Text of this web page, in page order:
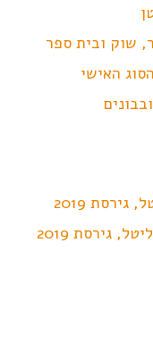
שוק ובית ספר
האישי
2019
גירסת 2019